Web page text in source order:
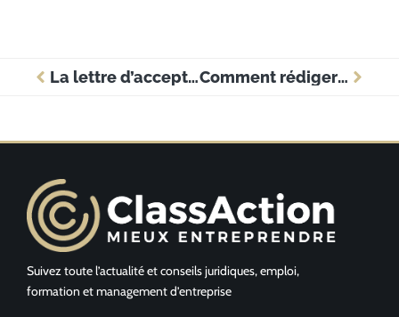
La lettre d’acceptation – Comment rédiger une lettre d’acceptation d’une offre d’emploi ? Comment rédiger une lettre d’offre immobilière irréfutable ?
Suivez toute l’actualité et conseils juridiques, emploi,
formation et management d’entreprise